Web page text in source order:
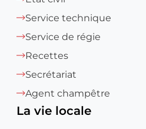
Service technique
Service de régie
Recettes
Secrétariat
Agent champêtre
La vie locale